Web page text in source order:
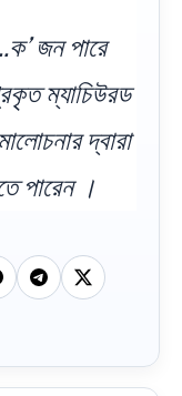
জন পারে
ম্যাচিউরড
দ্বারা
পারেন ।